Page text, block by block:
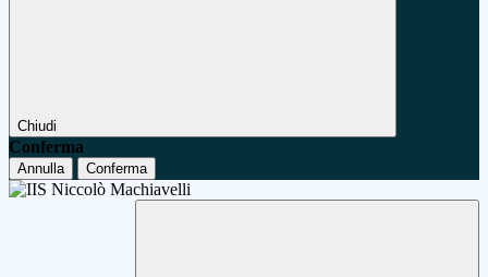
Chiudi
Conferma
Annulla Conferma